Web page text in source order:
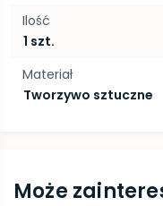
Ilość
1 szt.
Materiał
Tworzywo sztuczne
Może